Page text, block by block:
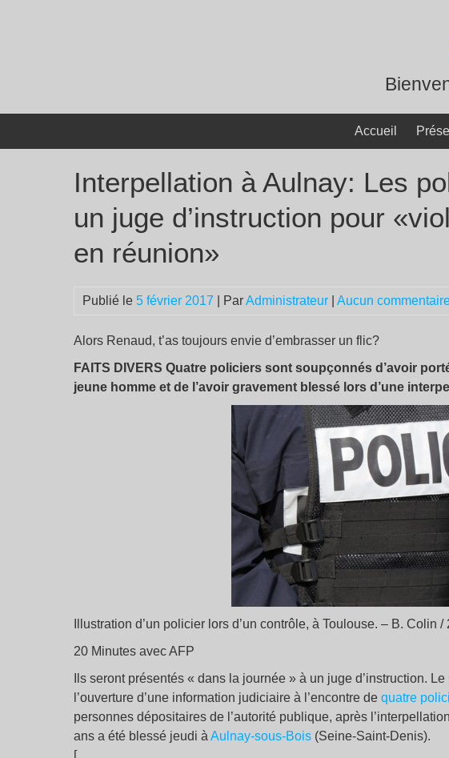
Accueil
Interpellation à Aulnay: Les
un juge d’instruction pour
en réunion»
Publié le 5 février 2017 | ParAdministrateur Aucun
Alors Renaud, t’as toujours envie d’embrasser un flic?
FAITS DIVERS Quatre policiers sont soupçonnés d’avoir
jeune homme et de l’avoir gravement blessé lors d’une
Illustration d’un policier lors d’un contrôle, à Toulouse. – B. Colin /
20 Minutes avec AFP
Ils seront présentés « dans la journée » à un juge d’instruction.
l’ouverture d’une information judiciaire à l’encontre de quatre
personnes dépositaires de l’autorité publique, après
ans a été blessé jeudi àAulnay-sous-Bois (Seine-Saint-Denis).